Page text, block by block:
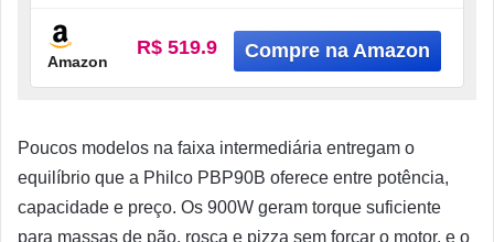
3 Batedores
Tampa Antirrespingo
Amazon
R$ 519.9
Poucos modelos na faixa intermediária entregam o
equilíbrio que a Philco PBP90B oferece entre potência,
capacidade e preço. Os 900W geram torque suficiente
para massas de pão, rosca e pizza sem forçar o motor, e o